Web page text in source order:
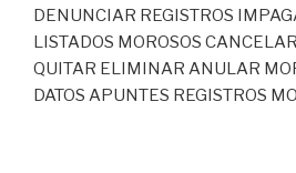
DENUNCIAR REGISTROS
LISTADOS MOROSOS
QUITAR ELIMINAR ANULAR
DATOS APUNTES REGISTROS